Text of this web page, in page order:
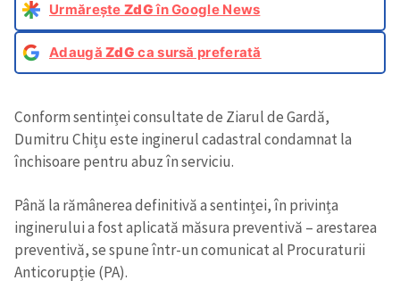
Urmărește ZdGîn Google News
AdaugăZdG ca sursă preferată
Conform sentinței consultate de Ziarul de Gardă,
Dumitru Chițu este inginerul cadastral condamnat la
închisoare pentru abuz în serviciu.
Până la rămânerea definitivă a sentinței, în privința
inginerului a fost aplicată măsura preventivă – arestarea
preventivă, se spune într-un comunicat al Procuraturii
Anticorupție (PA).